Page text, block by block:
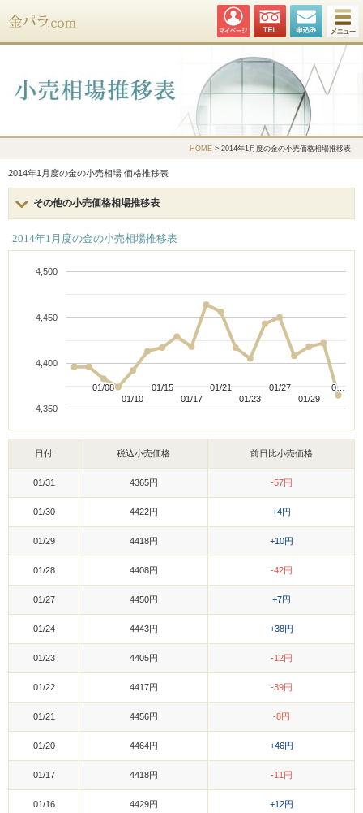
HOME > 2014年1月度の金の小売価格相場推移表
2014年1月度の金の小売相場 価格推移表
その他の小売価格相場推移表
2014年1月度の金の小売相場推移表
01/08
01/08
01/10
01/10
01/15
01/15
01/17
01/17
01/21
01/21
01/23
01/23
01/27
01/27
01/29
01/29
0…
0…
4,350
4,400
4,450
4,500
日付 税込小売価格 前日比小売価格
01/31 4365円 -57円
01/30 4422円 +4円
01/29 4418円 +10円
01/28 4408円 -42円
01/27 4450円 +7円
01/24 4443円 +38円
01/23 4405円 -12円
01/22 4417円 -39円
01/21 4456円 -8円
01/20 4464円 +46円
01/17 4418円 -11円
01/16 4429円 +12円